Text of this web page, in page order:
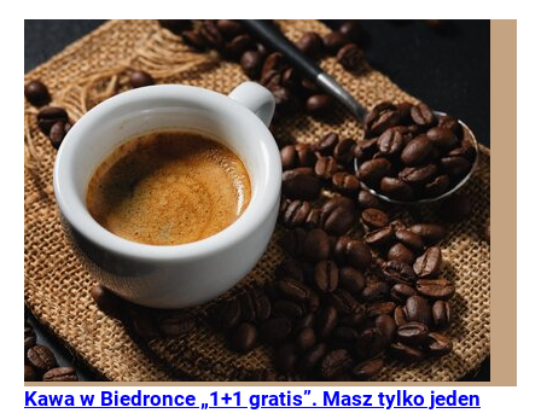
Kawa w Biedronce „1+1 gratis”. Masz tylko jeden